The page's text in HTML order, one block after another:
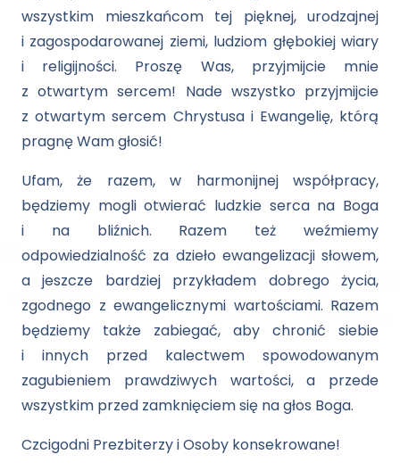
wszystkim mieszkańcom tej pięknej, urodzajnej
i zagospodarowanej ziemi, ludziom głębokiej wiary
i religijności. Proszę Was, przyjmijcie mnie
z otwartym sercem! Nade wszystko przyjmijcie
z otwartym sercem Chrystusa i Ewangelię, którą
pragnę Wam głosić!
Ufam, że razem, w harmonijnej współpracy,
będziemy mogli otwierać ludzkie serca na Boga
i na bliźnich. Razem też weźmiemy
odpowiedzialność za dzieło ewangelizacji słowem,
a jeszcze bardziej przykładem dobrego życia,
zgodnego z ewangelicznymi wartościami. Razem
będziemy także zabiegać, aby chronić siebie
i innych przed kalectwem spowodowanym
zagubieniem prawdziwych wartości, a przede
wszystkim przed zamknięciem się na głos Boga.
Czcigodni Prezbiterzy i Osoby konsekrowane!